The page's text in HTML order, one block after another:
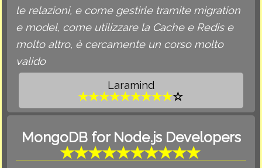
le relazioni, e come gestirle tramite migration
e model, come utilizzare la Cache e Redis e
molto altro, è cercamente un corso molto
valido
Laramind
MongoDB for Node.js Developers